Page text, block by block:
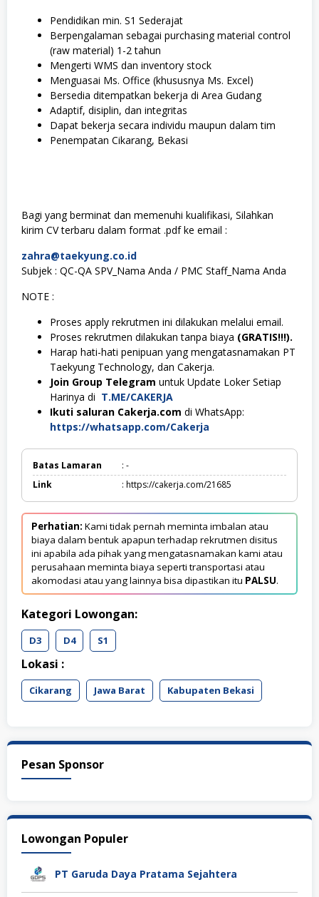
Pendidikan min. S1 Sederajat
Berpengalaman sebagai purchasing material control
(raw material) 1-2 tahun
Mengerti WMS dan inventory stock
Menguasai Ms. Office (khususnya Ms. Excel)
Bersedia ditempatkan bekerja di Area Gudang
Adaptif, disiplin, dan integritas
Dapat bekerja secara individu maupun dalam tim
Penempatan Cikarang, Bekasi
Bagi yang berminat dan memenuhi kualifikasi, Silahkan
kirim CV terbaru dalam format .pdf ke email :
zahra@taekyung.co.id
Subjek : QC-QA SPV_Nama Anda / PMC Staff_Nama Anda
NOTE :
Proses apply rekrutmen ini dilakukan melalui email.
Proses rekrutmen dilakukan tanpa biaya (GRATIS!!!).
Harap hati-hati penipuan yang mengatasnamakan PT
Taekyung Technology, dan Cakerja.
Join Group Telegram untuk Update Loker Setiap
Harinya di T.ME/CAKERJA
Ikuti saluran Cakerja.com di WhatsApp:
https://whatsapp.com/Cakerja
Batas Lamaran
: -
Link
: https://cakerja.com/21685
Perhatian: Kami tidak pernah meminta imbalan atau
biaya dalam bentuk apapun terhadap rekrutmen disitus
ini apabila ada pihak yang mengatasnamakan kami atau
perusahaan meminta biaya seperti transportasi atau
akomodasi atau yang lainnya bisa dipastikan itu PALSU.
Kategori Lowongan:
D3 D4 S1
Lokasi :
Cikarang Jawa Barat Kabupaten Bekasi
Pesan Sponsor
Lowongan Populer
PT Garuda Daya Pratama Sejahtera